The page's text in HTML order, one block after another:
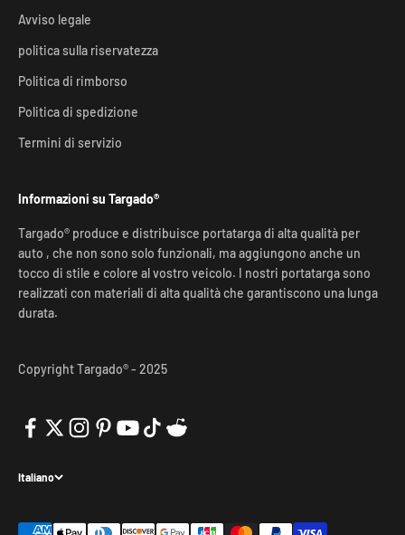
Avviso legale
politica sulla riservatezza
Politica di rimborso
Politica di spedizione
Termini di servizio
Informazioni su Targado®
Targado® produce e distribuisce portatarga di alta qualità per
auto , che non sono solo funzionali, ma aggiungono anche un
tocco di stile e colore al vostro veicolo. I nostri portatarga sono
realizzati con materiali di alta qualità che garantiscono una lunga
durata.
Copyright Targado® - 2025
Italiano